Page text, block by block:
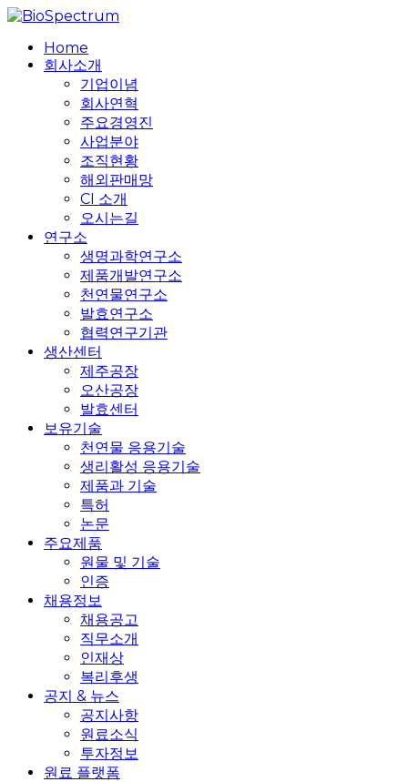
Skip
main
content
search
MenuHome
회사소개
기업이념
회사연혁
주요경영진
사업분야
조직현황
해외판매망
CI 소개
오시는길
연구소
생명과학연구소
제품개발연구소
천연물연구소
발효연구소
협력연구기관
생산센터
제주공장
오산공장
발효센터
보유기술
천연물 응용기술
생리활성 응용기술
제품과 기술
특허
논문
주요제품
원물 및 기술
인증
채용정보
채용공고
직무소개
인재상
복리후생
공지 & 뉴스
공지사항
원료소식
투자정보
원료 플랫폼